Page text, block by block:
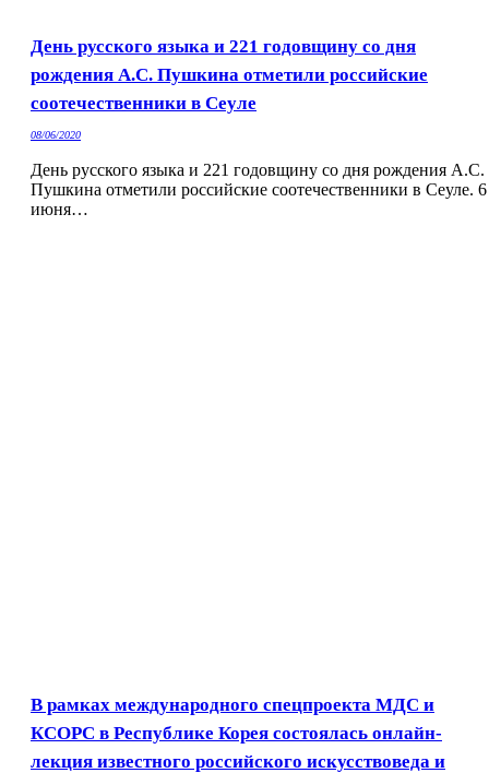
День русского языка и 221 годовщину со дня
рождения А.С. Пушкина отметили российские
соотечественники в Сеуле
08/06/2020
День русского языка и 221 годовщину со дня рождения А.С.
Пушкина отметили российские соотечественники в Сеуле. 6
июня…
В рамках международного спецпроекта МДС и
КСОРС в Республике Корея состоялась онлайн-
лекция известного российского искусствоведа и